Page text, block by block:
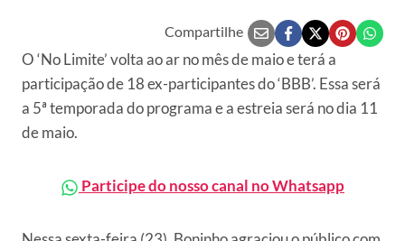
Compartilhe
O ‘No Limite’ volta ao ar no mês de maio e terá a
participação de 18 ex-participantes do ‘BBB’. Essa será
a 5ª temporada do programa e a estreia será no dia 11
de maio.
Participe do nosso canal no Whatsapp